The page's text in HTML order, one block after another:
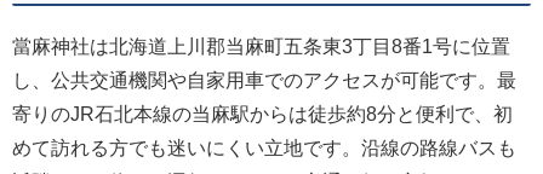
當麻神社は北海道上川郡当麻町五条東3丁目8番1号に位置
し、公共交通機関や自家用車でのアクセスが可能です。最
寄りのJR石北本線の当麻駅からは徒歩約8分と便利で、初
めて訪れる方でも迷いにくい立地です。沿線の路線バスも